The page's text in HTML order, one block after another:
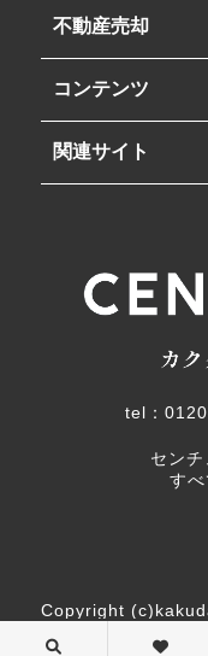
不動産売却
コンテンツ
関連サイト
tel：
センチ
すべ
Copyright